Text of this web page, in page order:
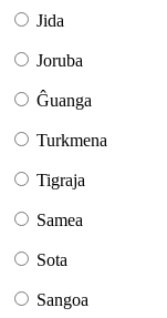
Jida
Joruba
Ĝuanga
Turkmena
Tigraja
Samea
Sota
Sangoa